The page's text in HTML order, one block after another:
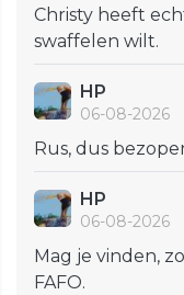
Christy heeft
swaffelen wilt.
HP
06-08-2026
Rus, dus
HP
06-08-2026
Mag je vinden,
FAFO.